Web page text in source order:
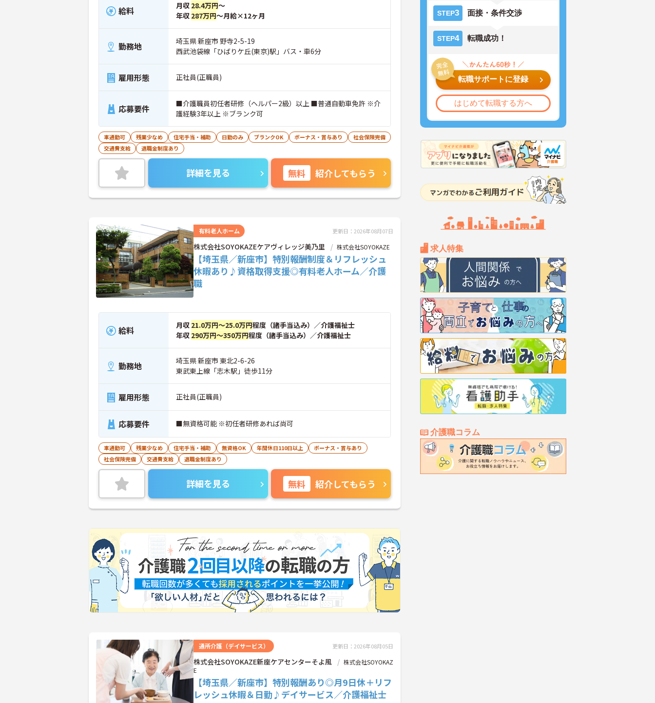
STEP3 面接・条件交渉
STEP4 転職成功！
転職サポートに登録
はじめて転職する方へ
求人特集
介護職コラム
給料 月収 28.4万円～
年収 287万円～月給×12ヶ月
勤務地
埼玉県 新座市 野寺2-5-19
西武池袋線「ひばりケ丘(東京)駅」バス・車6分
雇用形態 正社員(正職員)
応募要件
■介護職員初任者研修（ヘルパー2級）以上 ■普通自動車免許 ※介
護経験3年以上 ※ブランク可
車通勤可 残業少なめ 住宅手当・補助 日勤のみ ブランクOK ボーナス・賞与あり
社会保険完備
交通費支給
退職金制度あり
詳細を見る 無料 紹介してもらう
有料老人ホーム 更新日：2026年08月07日
株式会社SOYOKAZEケアヴィレッジ美乃里 株式会社SOYOKAZE
【埼玉県／新座市】特別報酬制度＆リフレッシュ
休暇あり♪資格取得支援◎有料老人ホーム／介護
職
給料 月収 21.0万円～25.0万円程度（諸手当込み）／介護福祉士
年収 290万円～350万円程度（諸手当込み）／介護福祉士
勤務地
埼玉県 新座市 東北2-6-26
東武東上線「志木駅」徒歩11分
雇用形態 正社員(正職員)
応募要件 ■無資格可能 ※初任者研修あれば尚可
車通勤可 残業少なめ 住宅手当・補助 無資格OK 年間休日110日以上
ボーナス・賞与あり
社会保険完備
交通費支給 退職金制度あり
詳細を見る 無料 紹介してもらう
通所介護（デイサービス） 更新日：2026年08月05日
株式会社SOYOKAZE新座ケアセンターそよ風
株式会社SOYOKAZ
E
【埼玉県／新座市】特別報酬あり◎月9日休＋リフ
レッシュ休暇＆日勤♪デイサービス／介護福祉士